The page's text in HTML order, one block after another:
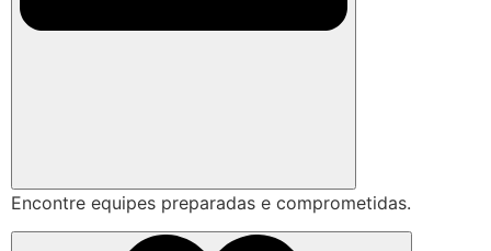
Encontre equipes preparadas e comprometidas.